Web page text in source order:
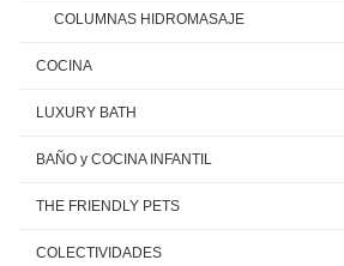
COLUMNAS HIDROMASAJE
COCINA
LUXURY BATH
BAÑO y COCINA INFANTIL
THE FRIENDLY PETS
COLECTIVIDADES